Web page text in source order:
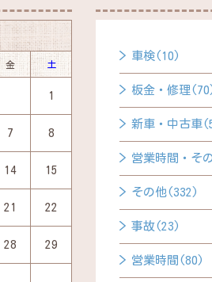
金 土
1
7 8
14 15
21 22
28 29
車検(10)
板金・修理
新車・中古車
営業時間・そ
その他(332)
事故(23)
営業時間(80)